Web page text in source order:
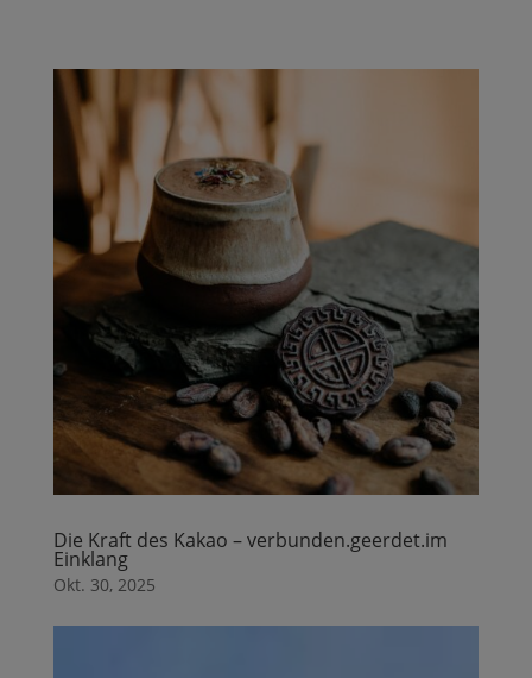
Die Kraft des Kakao – verbunden.geerdet.im
Einklang
Okt. 30, 2025